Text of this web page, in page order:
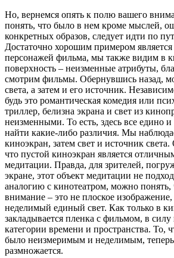
Но, вернемся опять к полю вашего
понять, что было в нем кроме мыслей,
конкретных образов, следует идти по
Достаточно хорошим примером
персонажей фильма, мы также видим в
поверхность – неизменные атрибуты,
смотрим фильмы. Обернувшись назад,
света, а затем и его источник.
будь это романтическая комедия или
триллер, белизна экрана и свет из
неизменными. То есть, здесь все едино и
найти какие-либо различия. Мы
киноэкран, затем свет и источник
что пустой киноэкран является
медитации. Правда, для зрителей,
экране, этот объект медитации не
аналогию с кинотеатром, можно понять,
внимание – это не плоское
неделимый единый свет. Как только в
закладывается пленка с фильмом, в
категории времени и пространства. То,
было неизмеримым и неделимым, теперь
размножается.